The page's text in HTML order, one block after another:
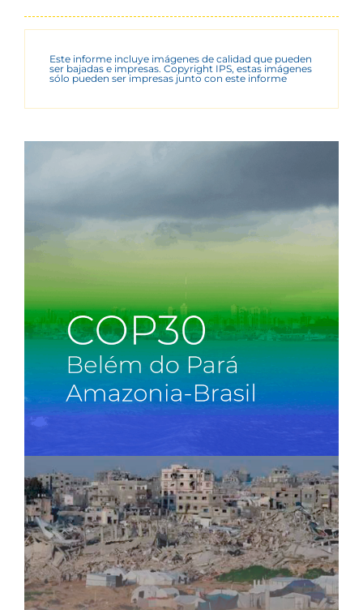
Este informe incluye imágenes de calidad que pueden
ser bajadas e impresas. Copyright IPS, estas imágenes
sólo pueden ser impresas junto con este informe